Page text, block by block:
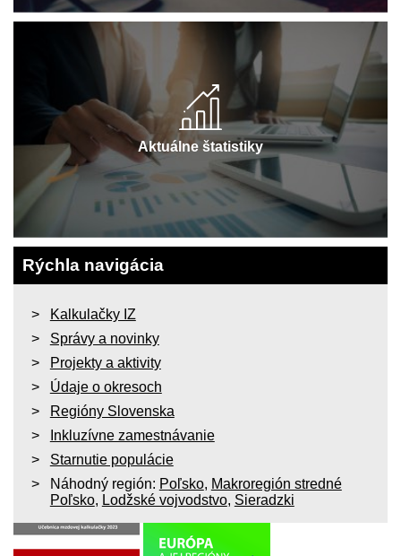
Aktuálne štatistiky
Rýchla navigácia
Kalkulačky IZ
Správy a novinky
Projekty a aktivity
Údaje o okresoch
Regióny Slovenska
Inkluzívne zamestnávanie
Starnutie populácie
Náhodný región: Poľsko, Makroregión stredné
Poľsko, Lodžské vojvodstvo, Sieradzki